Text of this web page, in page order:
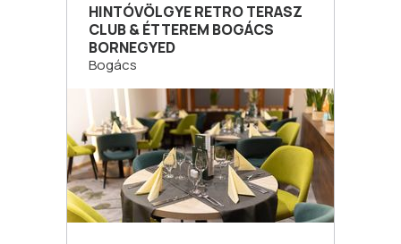
HINTÓVÖLGYE RETRO TERASZ
CLUB & ÉTTEREM BOGÁCS
BORNEGYED
Bogács